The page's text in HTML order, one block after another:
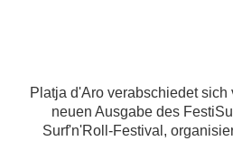
Platja d'Aro verabschiedet sich
neuen Ausgabe des
Surf'n'Roll-Festival,